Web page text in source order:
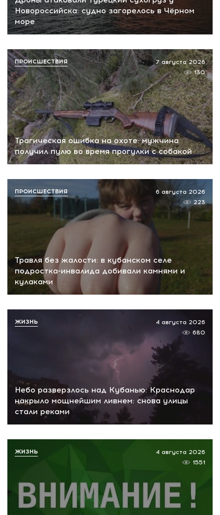
Новороссийска: судно загорелось в Чёрном
море
Трагическая ошибка на охоте: мужчина
получил пулю во время прогулки с собакой
7 августа 2026
130
ПРОИСШЕСТВИЯ
Травля без жалости: в кубанском селе
подростка-инвалида добивали камнями и
кулаками
6 августа 2026
223
ПРОИСШЕСТВИЯ
Небо разверзлось над Кубанью: Краснодар
накрыло мощнейшим ливнем: снова улицы
стали реками
4 августа 2026
680
ЖИЗНЬ
4 августа 2026
1551
ЖИЗНЬ